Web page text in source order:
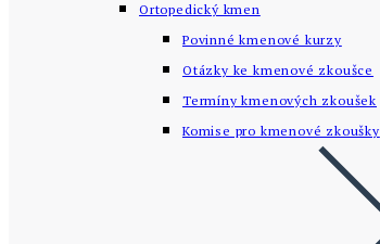
Ortopedický kmen
Povinné kmenové kurzy
Otázky ke kmenové zkoušce
Termíny kmenových zkoušek
Komise pro kmenové zkoušky